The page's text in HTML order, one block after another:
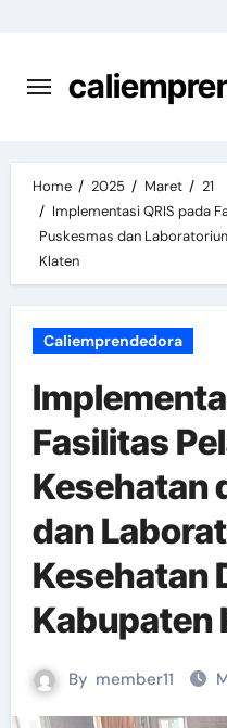
content
Home 2025 Maret
21
Implementasi QRIS pada
Puskesmas dan
Klaten
Caliemprendedora
Fasilitas
Kesehatan
dan
Kesehatan
Kabupaten
By member11